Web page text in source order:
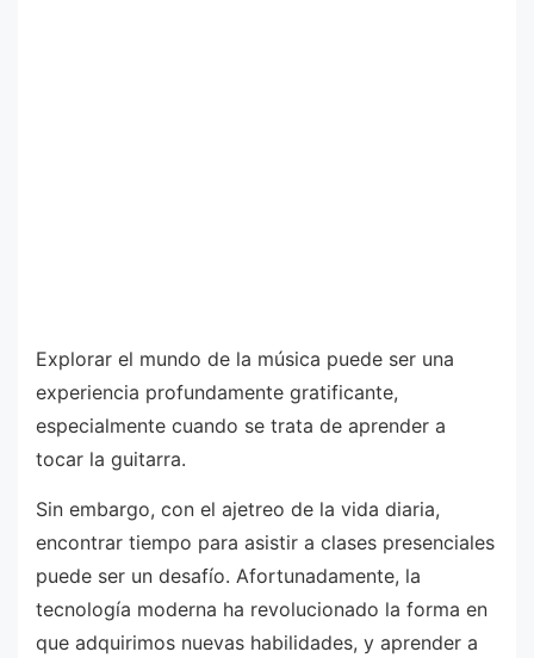
Explorar el mundo de la música puede ser una
experiencia profundamente gratificante,
especialmente cuando se trata de aprender a
tocar la guitarra.
Sin embargo, con el ajetreo de la vida diaria,
encontrar tiempo para asistir a clases presenciales
puede ser un desafío. Afortunadamente, la
tecnología moderna ha revolucionado la forma en
que adquirimos nuevas habilidades, y aprender a